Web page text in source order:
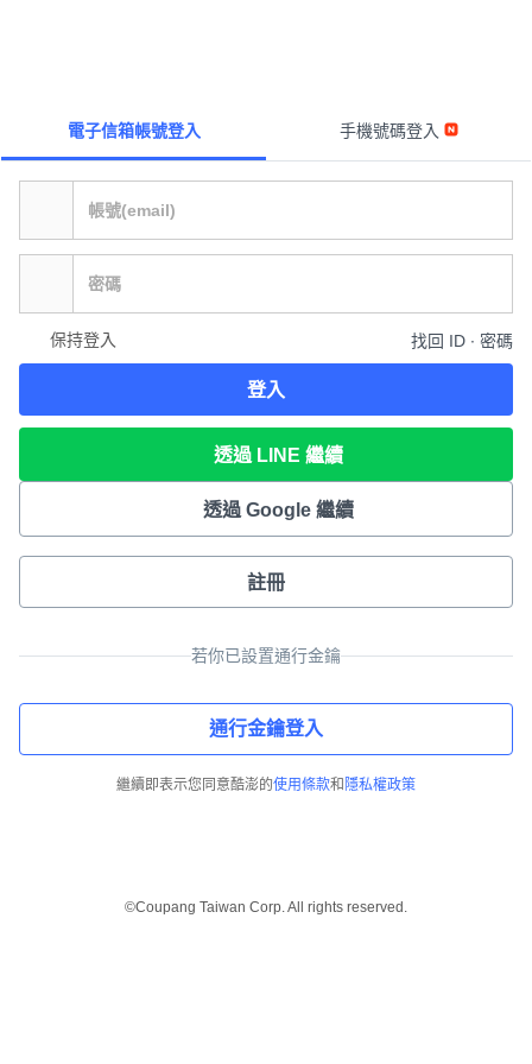
電子信箱帳號登入 手機號碼登入
保持登入 找回 ID ∙ 密碼
登入
透過 LINE 繼續
透過 Google 繼續
註冊
若你已設置通行金鑰
通行金鑰登入
繼續即表示您同意酷澎的使用條款和 隱私權政策
©Coupang Taiwan Corp. All rights reserved.